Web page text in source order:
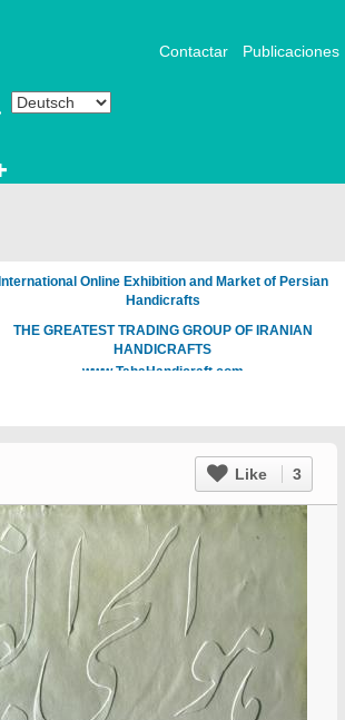
Contactar Publicaciones
International Online Exhibition and Market of Persian
Handicrafts
THE GREATEST TRADING GROUP OF IRANIAN
HANDICRAFTS
www.TahaHandicraft.com
Like 3